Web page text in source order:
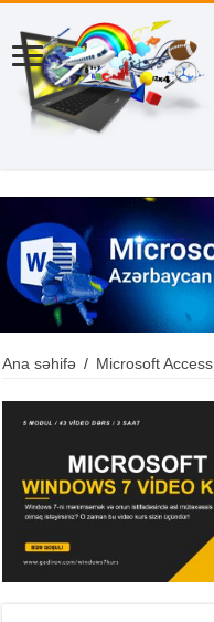
Ana səhifə / Microsoft Access